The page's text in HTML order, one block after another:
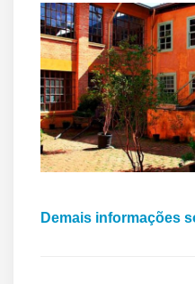
Demais informações